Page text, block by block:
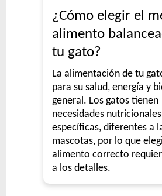
¿Cómo elegir el
alimento
tu gato?
La alimentación de tu
para su salud, energía y
general. Los gatos tienen
necesidades nutricionales
específicas, diferentes a
mascotas, por lo que
alimento correcto
a los detalles.